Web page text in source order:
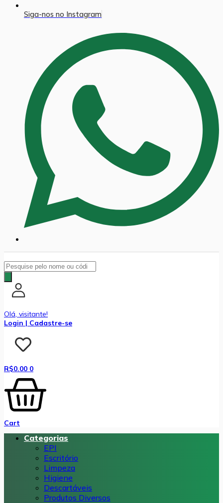
Siga-nos no Instagram
Pesquisar
produtos
Olá, visitante!
Login | Cadastre-se
R$0.00 0
Cart
Categorias
EPI
Escritório
Limpeza
Higiene
Descartáveis
Produtos Diversos